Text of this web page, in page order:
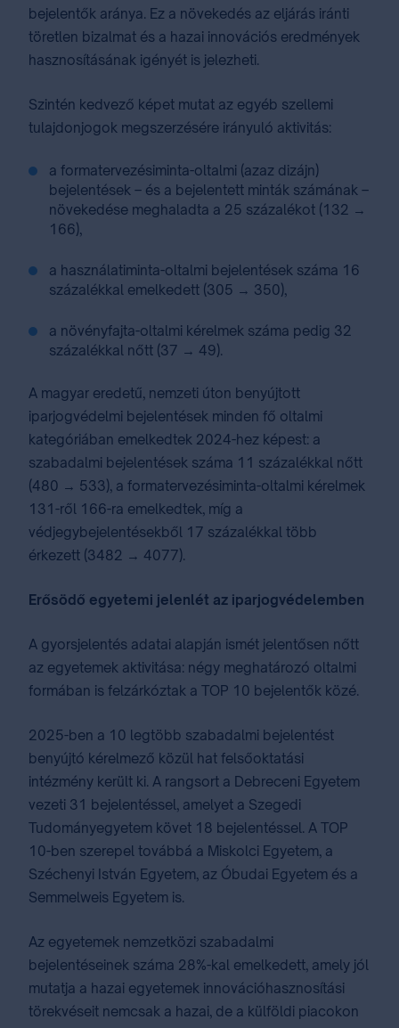
bejelentők aránya. Ez a növekedés az eljárás iránti
töretlen bizalmat és a hazai innovációs eredmények
hasznosításának igényét is jelezheti.
Szintén kedvező képet mutat az egyéb szellemi
tulajdonjogok megszerzésére irányuló aktivitás:
a formatervezésiminta-oltalmi (azaz dizájn)
bejelentések – és a bejelentett minták számának –
növekedése meghaladta a 25 százalékot (132 →
166),
a használatiminta-oltalmi bejelentések száma 16
százalékkal emelkedett (305 → 350),
a növényfajta-oltalmi kérelmek száma pedig 32
százalékkal nőtt (37 → 49).
A magyar eredetű, nemzeti úton benyújtott
iparjogvédelmi bejelentések minden fő oltalmi
kategóriában emelkedtek 2024-hez képest: a
szabadalmi bejelentések száma 11 százalékkal nőtt
(480 → 533), a formatervezésiminta-oltalmi kérelmek
131-ről 166-ra emelkedtek, míg a
védjegybejelentésekből 17 százalékkal több
érkezett (3482 → 4077).
Erősödő egyetemi jelenlét az iparjogvédelemben
A gyorsjelentés adatai alapján ismét jelentősen nőtt
az egyetemek aktivitása: négy meghatározó oltalmi
formában is felzárkóztak a TOP 10 bejelentők közé.
2025-ben a 10 legtöbb szabadalmi bejelentést
benyújtó kérelmező közül hat felsőoktatási
intézmény került ki. A rangsort a Debreceni Egyetem
vezeti 31 bejelentéssel, amelyet a Szegedi
Tudományegyetem követ 18 bejelentéssel. A TOP
10-ben szerepel továbbá a Miskolci Egyetem, a
Széchenyi István Egyetem, az Óbudai Egyetem és a
Semmelweis Egyetem is.
Az egyetemek nemzetközi szabadalmi
bejelentéseinek száma 28%-kal emelkedett, amely jól
mutatja a hazai egyetemek innovációhasznosítási
törekvéseit nemcsak a hazai, de a külföldi piacokon